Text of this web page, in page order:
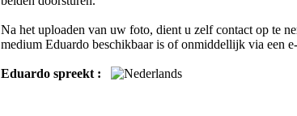
Na het uploaden van uw foto, dient u zelf contact op te
medium Eduardo beschikbaar is of onmiddellijk via een
Eduardo spreekt :